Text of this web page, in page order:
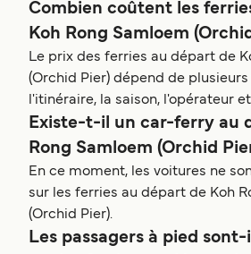
Combien coûtent les
Koh Rong Samloem
Le prix des ferries au départ de
(Orchid Pier) dépend de
l'itinéraire, la saison, l'opérateur
Existe-t-il un car-ferry au
Rong Samloem (Orchid
En ce moment, les voitures ne
sur les ferries au départ de Koh
(Orchid Pier).
Les passagers à pied